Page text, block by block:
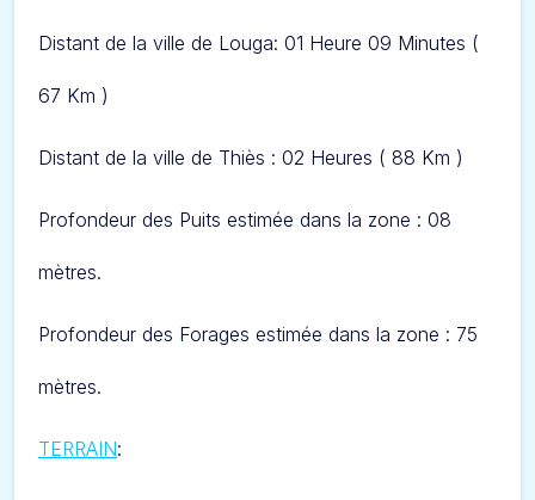
Distant de la ville de Louga: 01 Heure 09 Minutes (
67 Km )
Distant de la ville de Thiès : 02 Heures ( 88 Km )
Profondeur des Puits estimée dans la zone : 08
mètres.
Profondeur des Forages estimée dans la zone : 75
mètres.
TERRAIN: